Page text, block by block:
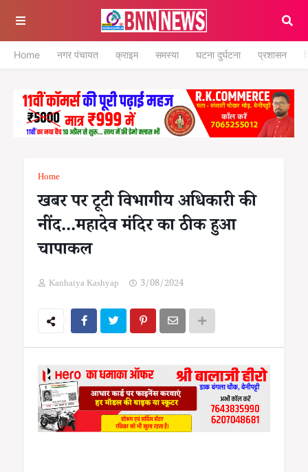
Home नगर पंचायत क्राइम समस्या घटना दुर्घटना प्रशासन
Home
खबर पर टूटी विभागीय अधिकारी की
नींद...महादेव मंदिर का ठीक हुआ
चापाकल
Kanhaiya Kashyap 3/08/2024